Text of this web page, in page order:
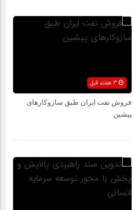
فروش نفت ایران طبق سازوکارهای
پیشین